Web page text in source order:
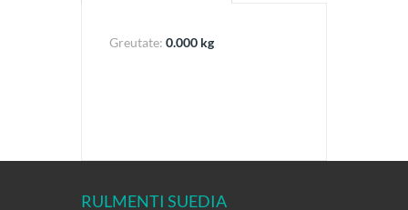
Greutate: 0.000 kg
RULMENTI SUEDIA